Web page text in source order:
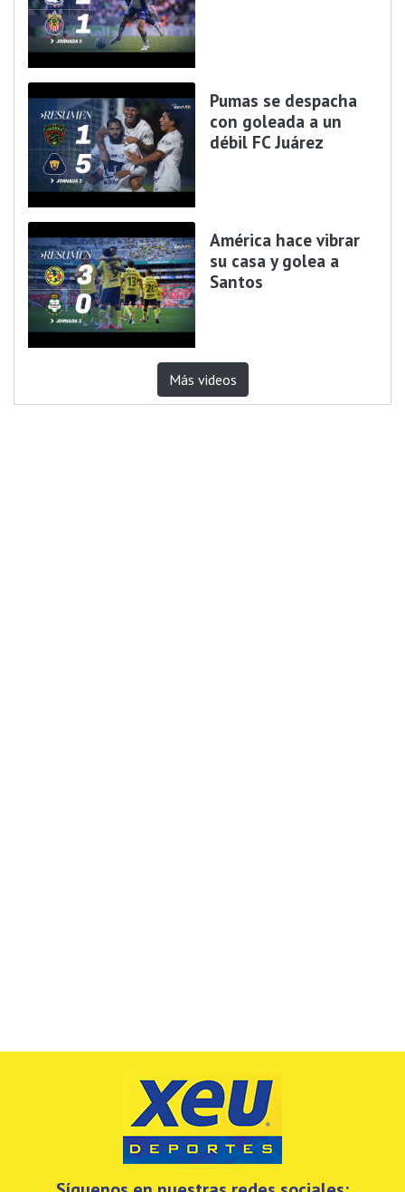
Pumas se despacha
con goleada a un
débil FC Juárez
América hace vibrar
su casa y golea a
Santos
Más videos